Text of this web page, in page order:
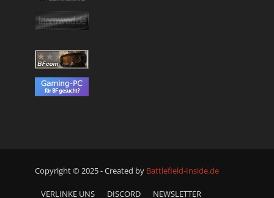
Copyright © 2025 - Created by Battlefield-Inside.de
VERLINKE UNS DISCORD NEWSLETTER